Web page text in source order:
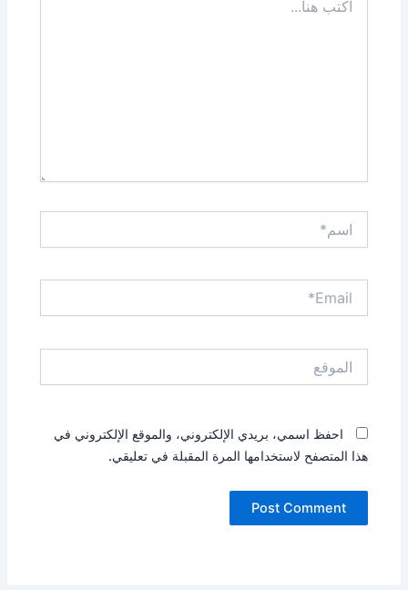
هنا...
احفظ اسمي، بريدي الإلكتروني، والموقع الإلكتروني في
هذا المتصفح لاستخدامها المرة المقبلة في تعليقي.